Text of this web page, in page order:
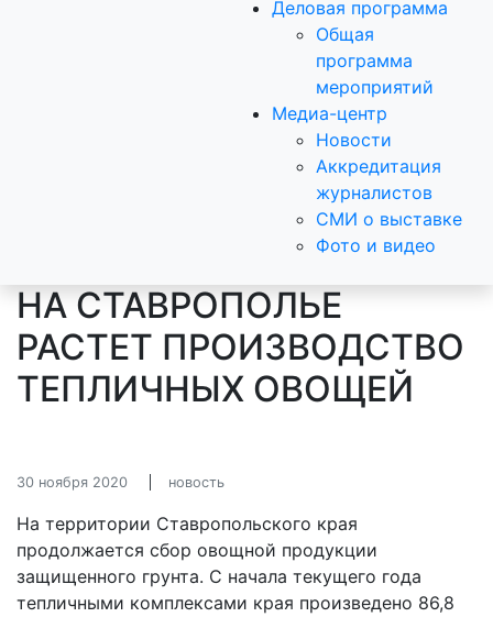
Деловая программа
Общая
программа
мероприятий
Медиа-центр
Новости
Аккредитация
журналистов
СМИ о выставке
Фото и видео
НА СТАВРОПОЛЬЕ
РАСТЕТ ПРОИЗВОДСТВО
ТЕПЛИЧНЫХ ОВОЩЕЙ
30 ноября 2020 новость
На территории Ставропольского края
продолжается сбор овощной продукции
защищенного грунта. С начала текущего года
тепличными комплексами края произведено 86,8